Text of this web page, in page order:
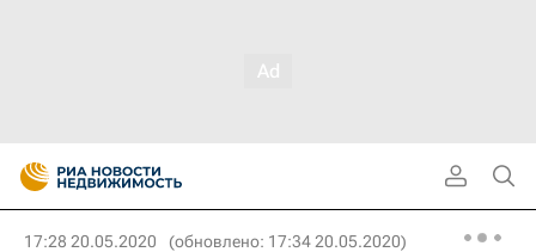
17:28 20.05.2020 (обновлено: 17:34 20.05.2020)